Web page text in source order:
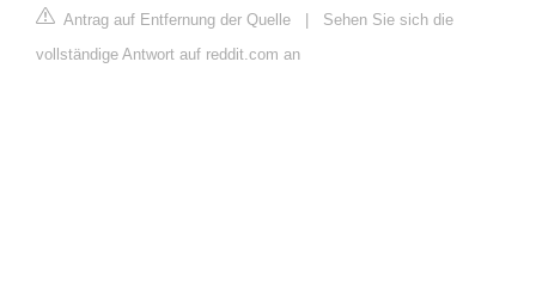
Antrag auf Entfernung der Quelle | Sehen Sie sich die
vollständige Antwort auf reddit.com an